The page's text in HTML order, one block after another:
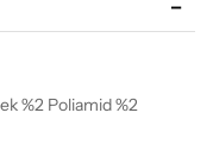
%2 Poliamid %2